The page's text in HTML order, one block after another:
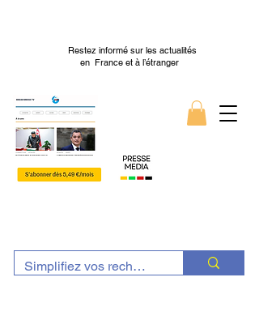
Restez informé sur les actualités
en France et à l’étranger